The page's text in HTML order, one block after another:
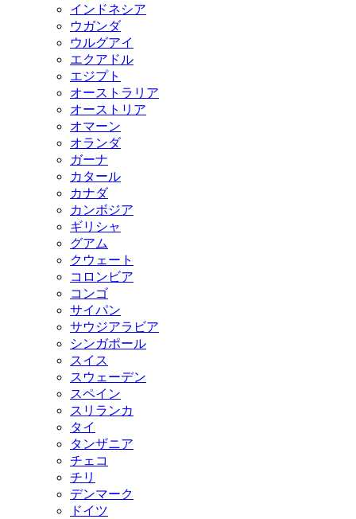
インドネシア
ウガンダ
ウルグアイ
エクアドル
エジプト
オーストラリア
オーストリア
オマーン
オランダ
ガーナ
カタール
カナダ
カンボジア
ギリシャ
グアム
クウェート
コロンビア
コンゴ
サイパン
サウジアラビア
シンガポール
スイス
スウェーデン
スペイン
スリランカ
タイ
タンザニア
チェコ
チリ
デンマーク
ドイツ